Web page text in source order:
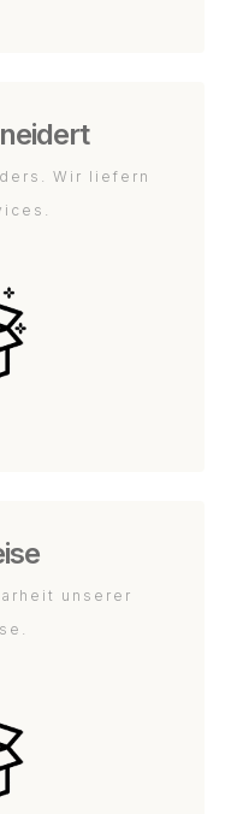
Wir liefern
unserer